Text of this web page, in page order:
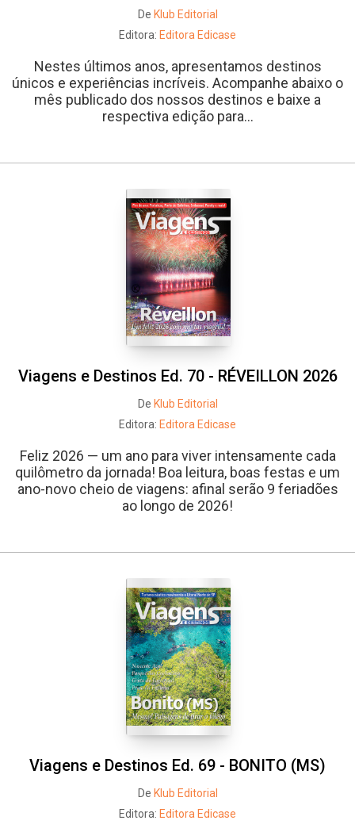
De Klub Editorial
Editora: Editora Edicase
Nestes últimos anos, apresentamos destinos
únicos e experiências incríveis. Acompanhe abaixo o
mês publicado dos nossos destinos e baixe a
respectiva edição para...
Viagens e Destinos Ed. 70 - RÉVEILLON 2026
De Klub Editorial
Editora: Editora Edicase
Feliz 2026 — um ano para viver intensamente cada
quilômetro da jornada! Boa leitura, boas festas e um
ano-novo cheio de viagens: afinal serão 9 feriadões
ao longo de 2026!
Viagens e Destinos Ed. 69 - BONITO (MS)
De Klub Editorial
Editora: Editora Edicase